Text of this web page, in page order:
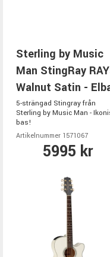
Sterling by Music
Man StingRay
Walnut Satin -
5-strängad Stingray från
Sterling by Music Man -
bas!
Artikelnummer 1571067
5995 kr